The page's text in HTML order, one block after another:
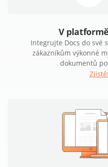
V
Integrujte Docs do své
zákazníkům výkonné
dokumentů